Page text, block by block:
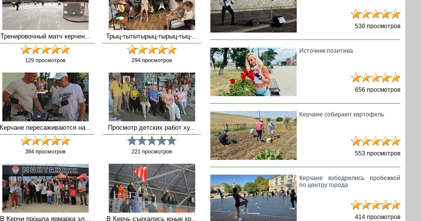
Тренировочный матч керчен...
129 просмотров
Трыц-тытытырыц-тырыц-тыц-...
294 просмотров
Керчане пересаживаются на...
384 просмотров
Просмотр детских работ ху...
221 просмотров
В Керчи прошла ярмарка эл... В Керчь съехались юные кр...
530 просмотров
Источник позитива
656 просмотров
Керчане собирают картофель
553 просмотров
Керчане взбодрились пробежкой
по центру города
414 просмотров